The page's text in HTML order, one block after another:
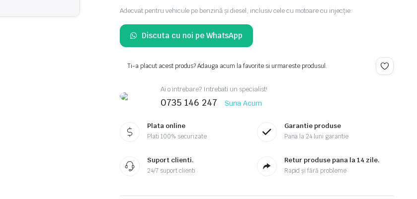
Adecvat pentru vehicule pe benzină şi diesel, inclusiv cele cu motoare cu injecţie.
Discuta cu noi pe WhatsApp
Ti-a placut acest produs? Adauga acum la favorite si urmareste produsul.
Ai o intrebare? Intrebati un specialist!
0735 146 247 Suna Acum
Plata online
Plati 100% securizate
Garantie produse
Pana la 24 luni garantie
Suport clienti.
24/7 suport clienti
Retur produse pana la 14 zile.
Rapid și fără probleme